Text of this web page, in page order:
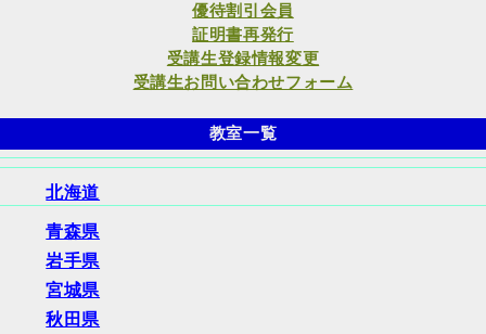
優待割引会員
証明書再発行
受講生登録情報変更
受講生お問い合わせフォーム
教室一覧
北海道
青森県
岩手県
宮城県
秋田県